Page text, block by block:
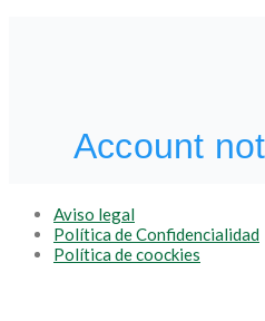
Aviso legal
Política de Confidencialidad
Política de coockies